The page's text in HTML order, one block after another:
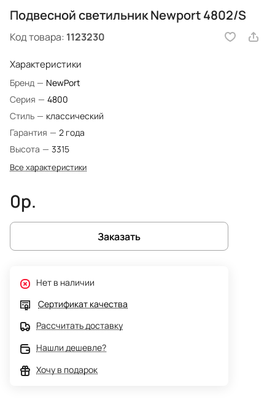
Подвесной светильник Newport 4802/S
Код товара: 1123230
Характеристики
Бренд — NewPort
Серия — 4800
Стиль — классический
Гарантия — 2 года
Высота — 3315
Все характеристики
0р.
Заказать
Нет в наличии
Сертификат качества
Рассчитать доставку
Нашли дешевле?
Хочу в подарок